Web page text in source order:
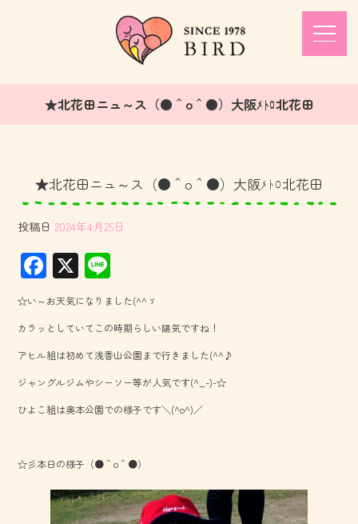
★北花田ニュ～ス（●＾o＾●）大阪ﾒﾄﾛ北花田
★北花田ニュ～ス（●＾o＾●）大阪ﾒﾄﾛ北花田
投稿日 2024年4月25日
F
ac
e
b
o
ok
X
ne
☆い～お天気になりました(^^ゞ
カラッとしていてこの時期らしい陽気ですね！
アヒル組は初めて浅香山公園まで行きました(^^♪
ジャングルジムやシーソー等が人気です(^_-)-☆
ひよこ組は奥本公園での様子です＼(^o^)／
☆彡本日の様子（●＾o＾●）